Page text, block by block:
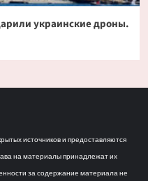
украинские дроны.
источников и предоставляются
на материалы принадлежат их
за содержание материала не